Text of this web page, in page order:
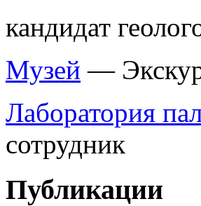
кандидат
Музей —
Лаборатория
сотрудник
Публикации